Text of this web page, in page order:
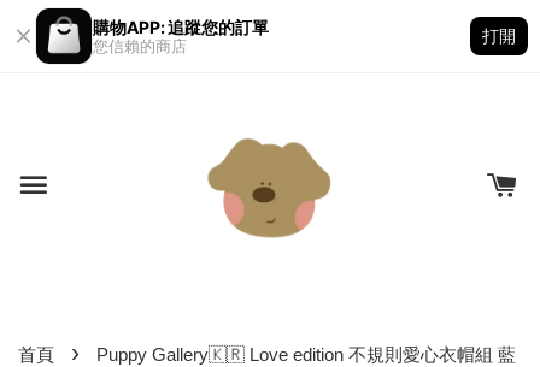
購物APP: 追蹤您的訂單
您信賴的商店
打開
首頁 ›
Puppy Gallery🇰🇷 Love edition 不規則愛心衣帽組 藍